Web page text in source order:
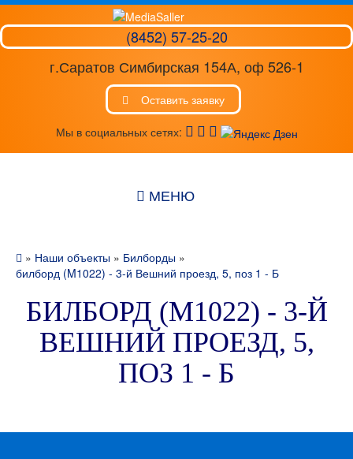
(8452) 57-25-20
г.Саратов Симбирская 154А, оф 526-1
Оставить заявку
Мы в социальных сетях:
МЕНЮ
» Наши объекты » Билборды »
билборд (M1022) - 3-й Вешний проезд, 5, поз 1 - Б
БИЛБОРД (M1022) - 3-Й
ВЕШНИЙ ПРОЕЗД, 5,
ПОЗ 1 - Б